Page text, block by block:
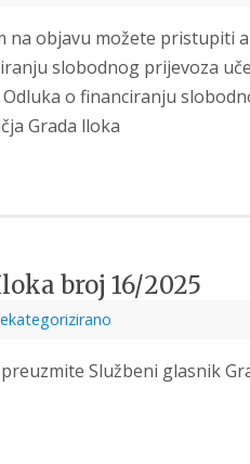
na objavu možete pristupiti
slobodnog prijevoza
o financiranju
Grada lloka
broj 16/2025
Službeni glasnik